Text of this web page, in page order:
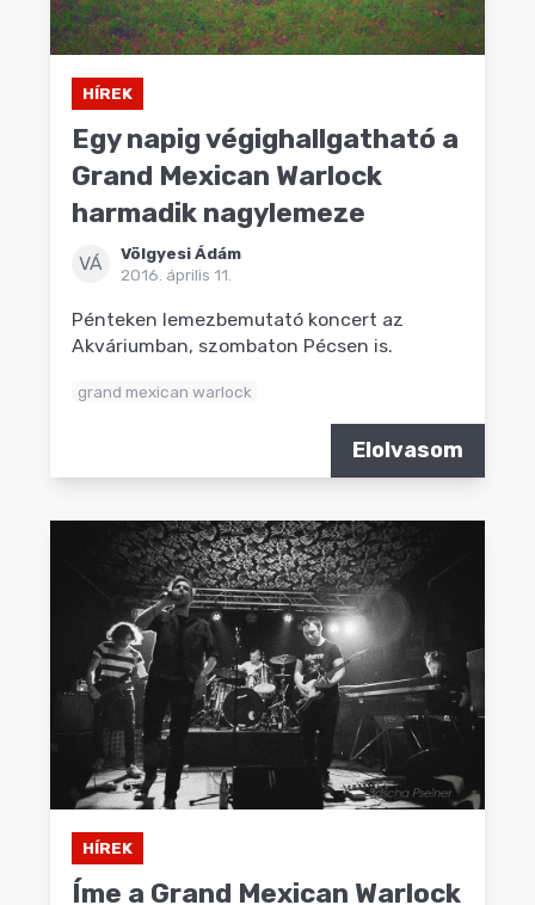
HÍREK
Egy napig végighallgatható a
Grand Mexican Warlock
harmadik nagylemeze
VÁ
Völgyesi Ádám
2016. április 11.
Pénteken lemezbemutató koncert az
Akváriumban, szombaton Pécsen is.
grand mexican warlock
Elolvasom
HÍREK
Íme a Grand Mexican Warlock